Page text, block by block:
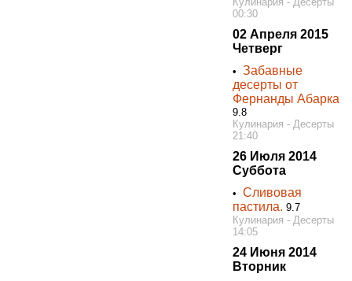
00:30
02 Апреля 2015
Четверг
•Забавные
десерты от
Фернанды Абарка
9.8
Кулинария - Десерты
21:40
26 Июля 2014
Суббота
•Сливовая
пастила. 9.7
Кулинария - Десерты
14:05
24 Июня 2014
Вторник